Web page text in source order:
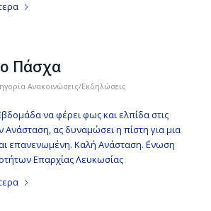
Πάσχα
Ανακοινώσεις/Εκδηλώσεις
να φέρει φως και ελπίδα στις
Ανάσταση, ας δυναμώσει η πίστη για μια
επανενωμένη. Καλή Ανάσταση. ΄Ενωση
Επαρχίας Λευκωσίας